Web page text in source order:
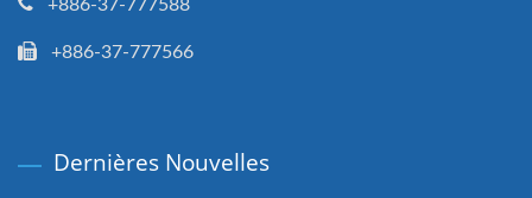
+886-37-777588
+886-37-777566
Dernières Nouvelles